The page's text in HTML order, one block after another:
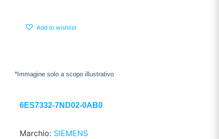
Add to wishlist
*Immagine solo a scopo illustrativo
6ES7332-7ND02-0AB0
Marchio: SIEMENS